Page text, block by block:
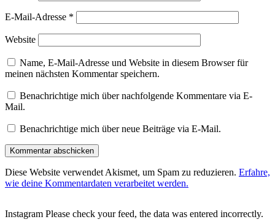
E-Mail-Adresse *
Website
Name, E-Mail-Adresse und Website in diesem Browser für
meinen nächsten Kommentar speichern.
Benachrichtige mich über nachfolgende Kommentare via E-
Mail.
Benachrichtige mich über neue Beiträge via E-Mail.
Diese Website verwendet Akismet, um Spam zu reduzieren. Erfahre,
wie deine Kommentardaten verarbeitet werden.
Instagram Please check your feed, the data was entered incorrectly.